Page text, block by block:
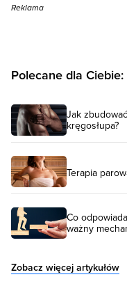
Reklama
Polecane dla Ciebie:
Jak
kręgosłupa?
Terapia
Co
ważny
Zobacz więcej artykułów